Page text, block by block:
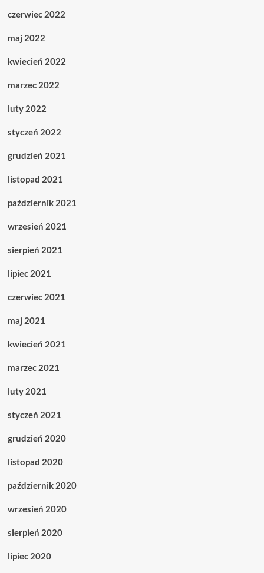
czerwiec 2022
maj 2022
kwiecień 2022
marzec 2022
luty 2022
styczeń 2022
grudzień 2021
listopad 2021
październik 2021
wrzesień 2021
sierpień 2021
lipiec 2021
czerwiec 2021
maj 2021
kwiecień 2021
marzec 2021
luty 2021
styczeń 2021
grudzień 2020
listopad 2020
październik 2020
wrzesień 2020
sierpień 2020
lipiec 2020